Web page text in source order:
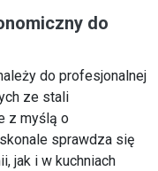
do
do profesjonalnej
ze stali
z myślą o
sprawdza się
jak i w kuchniach